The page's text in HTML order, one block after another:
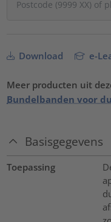
Download e-
Meer producten uit
Bundelbanden voor
Basisgegevens
Toepassing